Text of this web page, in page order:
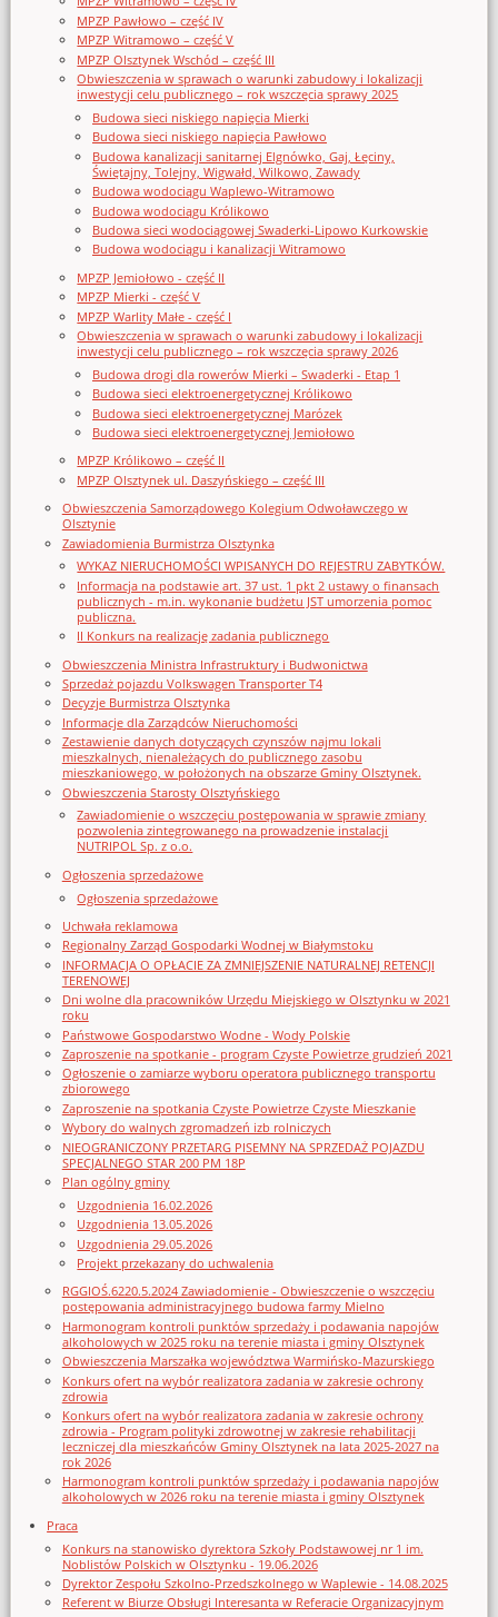
MPZP Pawłowo – część IV
MPZP Witramowo – część V
MPZP Olsztynek Wschód – część III
Obwieszczenia w sprawach o warunki zabudowy i lokalizacji
inwestycji celu publicznego – rok wszczęcia sprawy 2025
Budowa sieci niskiego napięcia Mierki
Budowa sieci niskiego napięcia Pawłowo
Budowa kanalizacji sanitarnej Elgnówko, Gaj, Łęciny,
Świętajny, Tolejny, Wigwałd, Wilkowo, Zawady
Budowa wodociągu Waplewo-Witramowo
Budowa wodociągu Królikowo
Budowa sieci wodociągowej Swaderki-Lipowo Kurkowskie
Budowa wodociągu i kanalizacji Witramowo
MPZP Jemiołowo - część II
MPZP Mierki - część V
MPZP Warlity Małe - część I
Obwieszczenia w sprawach o warunki zabudowy i lokalizacji
inwestycji celu publicznego – rok wszczęcia sprawy 2026
Budowa drogi dla rowerów Mierki – Swaderki - Etap 1
Budowa sieci elektroenergetycznej Królikowo
Budowa sieci elektroenergetycznej Marózek
Budowa sieci elektroenergetycznej Jemiołowo
MPZP Królikowo – część II
MPZP Olsztynek ul. Daszyńskiego – część III
Obwieszczenia Samorządowego Kolegium Odwoławczego w
Olsztynie
Zawiadomienia Burmistrza Olsztynka
WYKAZ NIERUCHOMOŚCI WPISANYCH DO REJESTRU ZABYTKÓW.
Informacja na podstawie art. 37 ust. 1 pkt 2 ustawy o finansach
publicznych - m.in. wykonanie budżetu JST umorzenia pomoc
publiczna.
II Konkurs na realizację zadania publicznego
Obwieszczenia Ministra Infrastruktury i Budwonictwa
Sprzedaż pojazdu Volkswagen Transporter T4
Decyzje Burmistrza Olsztynka
Informacje dla Zarządców Nieruchomości
Zestawienie danych dotyczących czynszów najmu lokali
mieszkalnych, nienależących do publicznego zasobu
mieszkaniowego, w położonych na obszarze Gminy Olsztynek.
Obwieszczenia Starosty Olsztyńskiego
Zawiadomienie o wszczęciu postępowania w sprawie zmiany
pozwolenia zintegrowanego na prowadzenie instalacji
NUTRIPOL Sp. z o.o.
Ogłoszenia sprzedażowe
Ogłoszenia sprzedażowe
Uchwała reklamowa
Regionalny Zarząd Gospodarki Wodnej w Białymstoku
INFORMACJA O OPŁACIE ZA ZMNIEJSZENIE NATURALNEJ RETENCJI
TERENOWEJ
Dni wolne dla pracowników Urzędu Miejskiego w Olsztynku w 2021
roku
Państwowe Gospodarstwo Wodne - Wody Polskie
Zaproszenie na spotkanie - program Czyste Powietrze grudzień 2021
Ogłoszenie o zamiarze wyboru operatora publicznego transportu
zbiorowego
Zaproszenie na spotkania Czyste Powietrze Czyste Mieszkanie
Wybory do walnych zgromadzeń izb rolniczych
NIEOGRANICZONY PRZETARG PISEMNY NA SPRZEDAŻ POJAZDU
SPECJALNEGO STAR 200 PM 18P
Plan ogólny gminy
Uzgodnienia 16.02.2026
Uzgodnienia 13.05.2026
Uzgodnienia 29.05.2026
Projekt przekazany do uchwalenia
RGGIOŚ.6220.5.2024 Zawiadomienie - Obwieszczenie o wszczęciu
postępowania administracyjnego budowa farmy Mielno
Harmonogram kontroli punktów sprzedaży i podawania napojów
alkoholowych w 2025 roku na terenie miasta i gminy Olsztynek
Obwieszczenia Marszałka województwa Warmińsko-Mazurskiego
Konkurs ofert na wybór realizatora zadania w zakresie ochrony
zdrowia
Konkurs ofert na wybór realizatora zadania w zakresie ochrony
zdrowia - Program polityki zdrowotnej w zakresie rehabilitacji
leczniczej dla mieszkańców Gminy Olsztynek na lata 2025-2027 na
rok 2026
Harmonogram kontroli punktów sprzedaży i podawania napojów
alkoholowych w 2026 roku na terenie miasta i gminy Olsztynek
Praca
Konkurs na stanowisko dyrektora Szkoły Podstawowej nr 1 im.
Noblistów Polskich w Olsztynku - 19.06.2026
Dyrektor Zespołu Szkolno-Przedszkolnego w Waplewie - 14.08.2025
Referent w Biurze Obsługi Interesanta w Referacie Organizacyjnym